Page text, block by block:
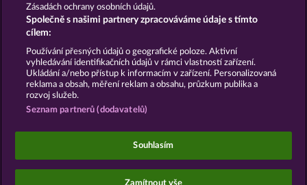
Partnerský program Facebook
Podat Žádost o Odstoupení
Sociální kasinové hry jsou určeny výhradně k
zábavním účelům a nemají vůbec žádný vliv na
skutečnými penězi.
©2026 Whow Games GmbH
Zásadách ochrany osobních údajů.
Společně s našimi partnery zpracováváme údaje s tímto
cílem:
Používání přesných údajů o geografické poloze. Aktivní
vyhledávání identifikačních údajů v rámci vlastností zařízení.
Ukládání a/nebo přístup k informacím v zařízení. Personalizovaná
reklama a obsah, měření reklam a obsahu, průzkum publika a
rozvoj služeb.
Seznam partnerů (dodavatelů)
Souhlasím